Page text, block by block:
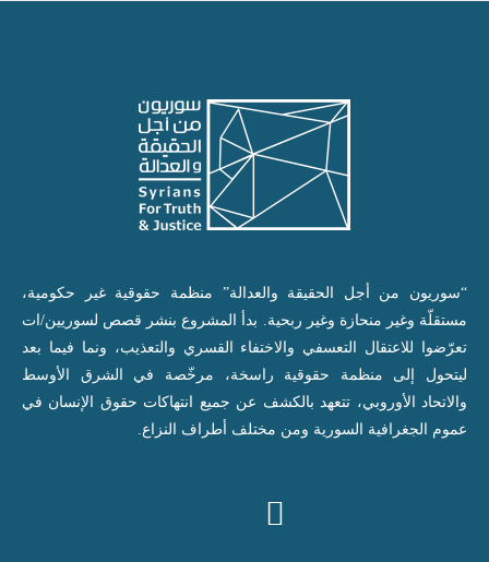
“سوريون من أجل الحقيقة والعدالة” منظمة حقوقية غير حكومية،
مستقلّة وغير منحازة وغير ربحية. بدأ المشروع بنشر قصص لسوريين/ات
تعرّضوا للاعتقال التعسفي والاختفاء القسري والتعذيب، ونما فيما بعد
ليتحول إلى منظمة حقوقية راسخة، مرخّصة في الشرق الأوسط
والاتحاد الأوروبي، تتعهد بالكشف عن جميع انتهاكات حقوق الإنسان في
عموم الجغرافية السورية ومن مختلف أطراف النزاع.